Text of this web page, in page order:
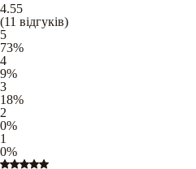
4.55
(11 відгуків)
5
73%
4
9%
3
18%
2
0%
1
0%